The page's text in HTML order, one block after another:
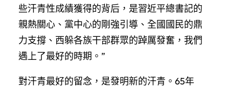
些汗青性成績獲得的背后，是習近平總書記的
親熱關心、黨中心的剛強引導、全國國民的鼎
力支撐、西躲各族干部群眾的踔厲發奮，我們
遇上了最好的時期。”
對汗青最好的留念，是發明新的汗青。65年